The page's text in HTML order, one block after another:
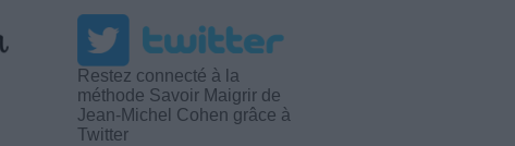
Restez connecté à la
méthode Savoir Maigrir de
Jean-Michel Cohen grâce à
Twitter